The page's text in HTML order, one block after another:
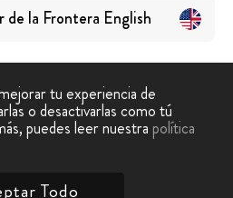
de la Frontera English
de Free Tour Nocturno Vejer
tu experiencia de
o desactivarlas como tú
puedes leer nuestrapolítica
Todo